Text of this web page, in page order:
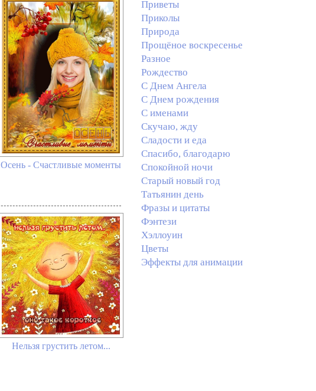
Осень - Счастливые моменты
Нельзя грустить летом...
Приветы
Приколы
Природа
Прощёное воскресенье
Разное
Рождество
С Днем Ангела
С Днем рождения
С именами
Скучаю, жду
Сладости и еда
Спасибо, благодарю
Спокойной ночи
Старый новый год
Татьянин день
Фразы и цитаты
Фэнтези
Хэллоуин
Цветы
Эффекты для анимации